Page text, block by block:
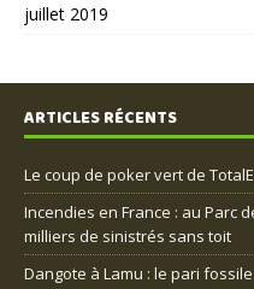
juillet 2019
ARTICLES RÉCENTS
Le coup de poker vert de
Incendies en France : au Parc
milliers de sinistrés sans toit
Dangote à Lamu : le pari